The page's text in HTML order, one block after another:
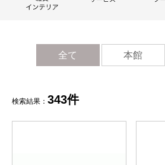
全て 本館
検索結果： 343件